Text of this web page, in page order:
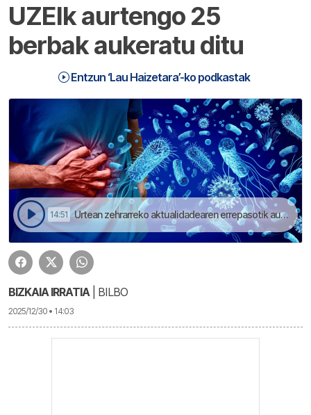
UZEIk aurtengo 25
berbak aukeratu ditu
Entzun ‘Lau Haizetara’-ko podkastak
14:51 Urtean zehrarreko aktualidadearen errepasotik aukeratu ditu UZEII-k urteko berbak | Lau Haizetara
BIZKAIA IRRATIA | BILBO
2025/12/30 • 14:03